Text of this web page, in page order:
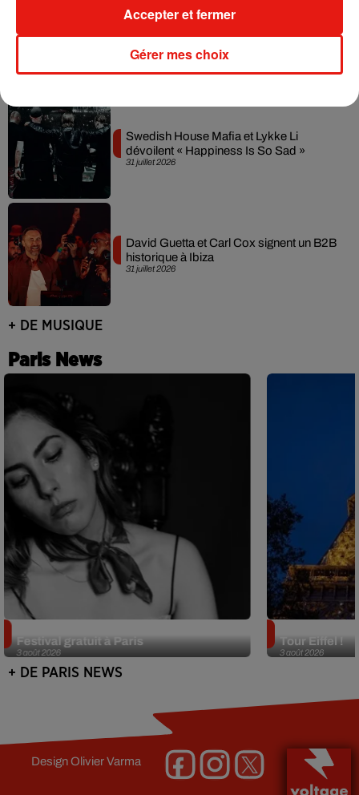
3 août 2026
31 juillet 2026
Swedish House Mafia et Lykke Li
dévoilent « Happiness Is So Sad »
31 juillet 2026
David Guetta et Carl Cox signent un B2B
historique à Ibiza
+ DE MUSIQUE
Paris News
3 août 2026
Festival gratuit à Paris
3 août 2026
Tour Eiffel !
+ DE PARIS NEWS
DesignOlivier Varma
Gérer mes choix
Accepter et fermer